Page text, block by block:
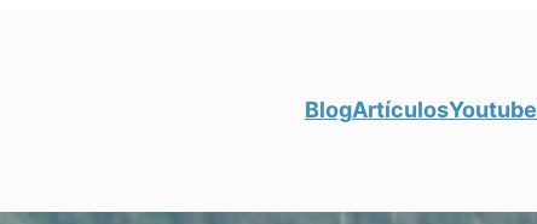
BlogArtículosYoutube